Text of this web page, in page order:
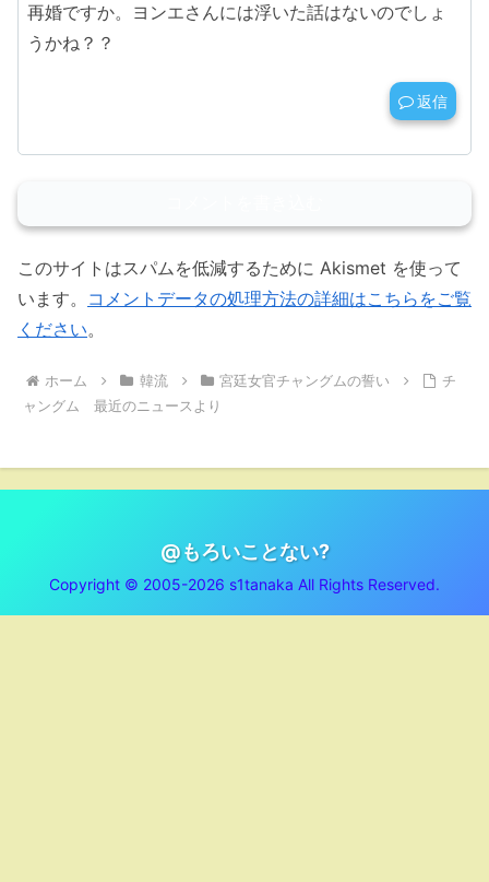
再婚ですか。ヨンエさんには浮いた話はないのでしょ
うかね？？
返信
このサイトはスパムを低減するために Akismet を使って
います。 コメントデータの処理方法の詳細はこちらをご覧
ください。
ホーム 韓流 宮廷女官チャングムの誓い
チ
ャングム 最近のニュースより
@もろいことない?
Copyright © 2005-2026 s1tanaka All Rights Reserved.